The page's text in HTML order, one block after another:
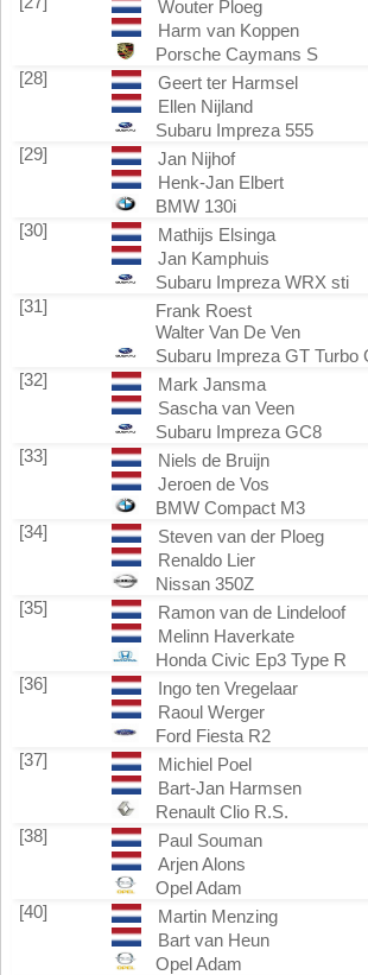
Wouter Ploeg
Harm van Koppen
Porsche Caymans S
[28]
Geert ter Harmsel
Ellen Nijland
Subaru Impreza 555
[29]
Jan Nijhof
Henk-Jan Elbert
BMW 130i
[30]
Mathijs Elsinga
Jan Kamphuis
Subaru Impreza WRX sti
[31]
Frank Roest
Walter Van De Ven
Subaru Impreza GT Turbo
[32]
Mark Jansma
Sascha van Veen
Subaru Impreza GC8
[33]
Niels de Bruijn
Jeroen de Vos
BMW Compact M3
[34]
Steven van der Ploeg
Renaldo Lier
Nissan 350Z
[35]
Ramon van de Lindeloof
Melinn Haverkate
Honda Civic Ep3 Type R
[36]
Ingo ten Vregelaar
Raoul Werger
Ford Fiesta R2
[37]
Michiel Poel
Bart-Jan Harmsen
Renault Clio R.S.
[38]
Paul Souman
Arjen Alons
Opel Adam
[40]
Martin Menzing
Bart van Heun
Opel Adam